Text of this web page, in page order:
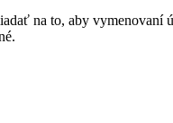
na to, aby